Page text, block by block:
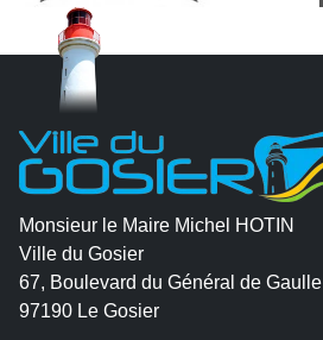
Monsieur le Maire Michel HOTIN
Ville du Gosier
67, Boulevard du Général de Gaulle
97190 Le Gosier